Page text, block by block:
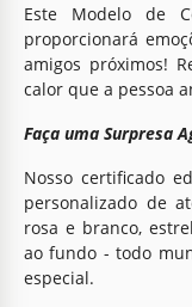
Este Modelo de
proporcionará
amigos próximos!
calor que a pessoa
Faça uma Surpresa
Nosso certificado
personalizado de
rosa e branco,
ao fundo - todo
especial.